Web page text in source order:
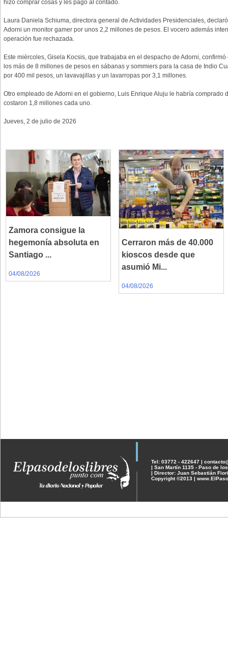
hizo comprar cosas y les pagó al contado.
Laura Daniela Schiuma, directora general de Actividades Presidenciales,
Adorni un monitor gamer por unos 2,2 millones de pesos. El vocero además
operación fue rechazada.
Este miércoles, Gisela Kocsis, que trabajaba en el despacho de Adorni,
los más de 8 millones de pesos en sábanas y sommiers para la casa de Indio
por 400 mil pesos, un lavavajillas y un lavarropas por 3,1 millones.
Otro empleado de Adorni en el gobierno, Luis Enrique Aluju le habría comprado
costaron 1,8 millones cada uno.
Jueves, 2 de julio de 2026
Zamora consigue la
hegemonía absoluta en
Santiago ...
04/08/2026
Cerraron más de 40.000
kioscos desde que
asumió Mi...
04/08/2026
Tel: 03772 - 422647 |
| San Martín 1135 - Paso de
| Director: Juan Sebastián Fiori
Copyright ©2013 |